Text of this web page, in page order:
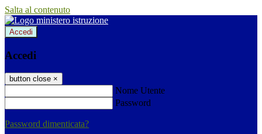
Salta al contenuto
Accedi
Accedi
button close ×
Nome Utente
Password
Password dimenticata?